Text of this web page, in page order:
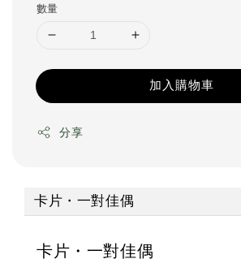
數量
加入購物車
分享
卡片・一對佳偶
卡片・一對佳偶